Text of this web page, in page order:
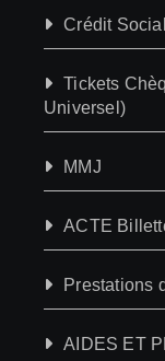
Crédit
Tickets
Universel)
MMJ
ACTE
Prestations
AIDES ET